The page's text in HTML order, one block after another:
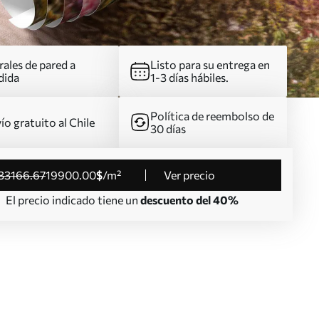
de pared a
Listo para su entrega en
1-3 días hábiles.
gratuito al Chile
Política de reembolso de
30 días
.6719900.00$/m²
Ver precio
El precio indicado tiene un descuento del 40%